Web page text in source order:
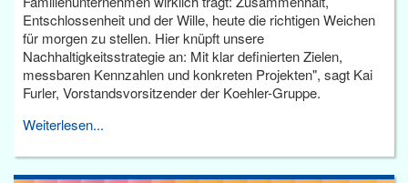
Entschlossenheit und der Wille, heute die richtigen Weichen
für morgen zu stellen. Hier knüpft unsere
Nachhaltigkeitsstrategie an: Mit klar definierten Zielen,
messbaren Kennzahlen und konkreten Projekten", sagt Kai
Furler, Vorstandsvorsitzender der Koehler-Gruppe.
Weiterlesen...